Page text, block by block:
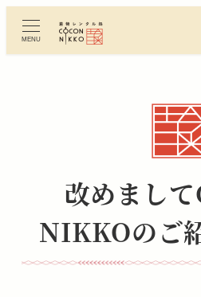
ン
MENU
改めまし
NIKKOのご